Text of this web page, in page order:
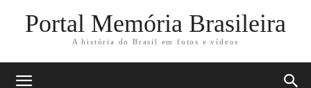
Portal Memória Brasileira
A história do Brasil em fotos e vídeos